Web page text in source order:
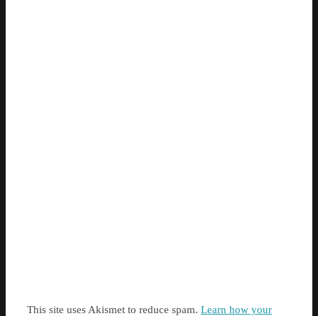
This site uses Akismet to reduce spam. Learn how your